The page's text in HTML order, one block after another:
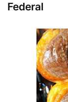
Federal